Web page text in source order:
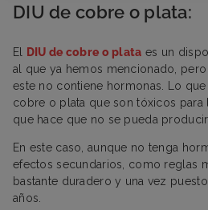
DIU de cobre o plata:
El DIU de cobre o plata es un
al que ya hemos mencionado,
este no contiene hormonas. Lo
cobre o plata que son tóxicos
que hace que no se pueda
En este caso, aunque no tenga
efectos secundarios, como reglas
bastante duradero y una vez
años.